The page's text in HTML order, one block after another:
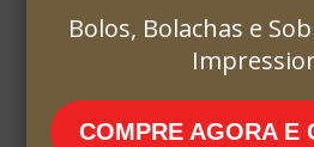
Bolos, Bolachas e
COMPRE AGORA E